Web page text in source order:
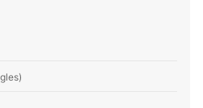
ไปจนถึงการจับคู่เครื่องดื่มกับขนมให้อร่อย
ๆ และแบ่งปันความรู้ผ่านบทความด้าน
ะการพัฒนาเมนูต่าง ๆ เพื่อให้ผู้ที่สนใจ
อดได้อีกด้วย